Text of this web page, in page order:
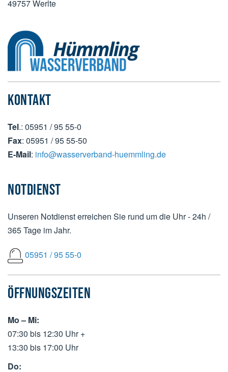
49757 Werlte
KONTAKT
Tel.: 05951 / 95 55-0
Fax: 05951 / 95 55-50
E-Mail: info@wasserverband-huemmling.de
NOTDIENST
Unseren Notdienst erreichen Sie rund um die Uhr - 24h /
365 Tage im Jahr.
05951 / 95 55-0
ÖFFNUNGSZEITEN
Mo – Mi:
07:30 bis 12:30 Uhr +
13:30 bis 17:00 Uhr
Do: